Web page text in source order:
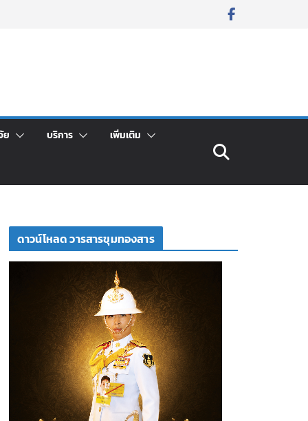
ย บริการ เพิ่มเติม
ดาวน์โหลด วารสารขุมทองสาร